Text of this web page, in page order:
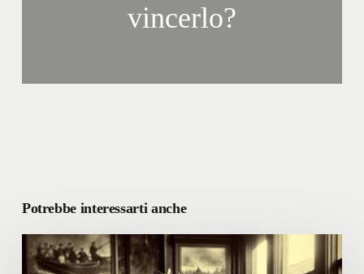
vincerlo?
Potrebbe interessarti anche
scuole